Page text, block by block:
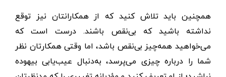
همچنین باید تلاش کنید که از همکارانتان نیز توقع
نداشته باشید که بی‌نقص باشند. درست است که
می‌خواهید همه‌چیز بی‌نقص باشد، اما وقتی همکارتان نظر
شما را درباره چیزی می‌پرسد، به‌دنبال عیب‌یابی بیهوده